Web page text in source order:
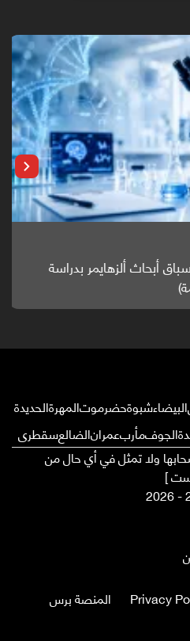
أبحاث ألزهايمر بدراسة
البيضاءشبوةحضرموتالمهرةالحديدة
الجوفمأربعمرانالضالعسقطرى
ولا تمثل في أي حال من
]
المنصة برس